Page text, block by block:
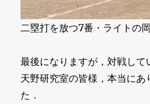
二塁打を放つ7番・ライトの
最後になりますが，対戦し
天野研究室の皆様，本当にあ
た．